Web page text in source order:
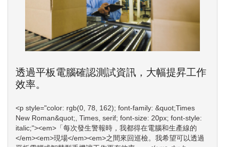
透過平板電腦確認測試資訊，大幅提昇工作
效率。
<p style="color: rgb(0, 78, 162); font-family: &quot;Times
New Roman&quot;, Times, serif; font-size: 20px; font-style:
italic;"><em>「每次發生警報時，我都得在電腦和生產線的
</em><em>現場</em><em>之間來回巡檢。我希望可以透過